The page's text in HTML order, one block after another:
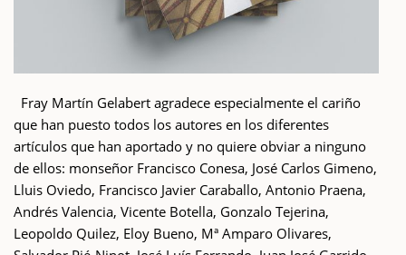
Fray Martín Gelabert agradece especialmente el cariño
que han puesto todos los autores en los diferentes
artículos que han aportado y no quiere obviar a ninguno
de ellos: monseñor Francisco Conesa, José Carlos Gimeno,
Lluis Oviedo, Francisco Javier Caraballo, Antonio Praena,
Andrés Valencia, Vicente Botella, Gonzalo Tejerina,
Leopoldo Quilez, Eloy Bueno, Mª Amparo Olivares,